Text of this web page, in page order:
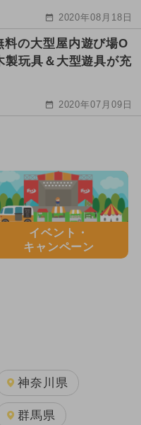
2020年08月18日
料の大型屋内遊び場O
玩具＆大型遊具が充
2020年07月09日
イベント・
キャンペーン
神奈川県
群馬県